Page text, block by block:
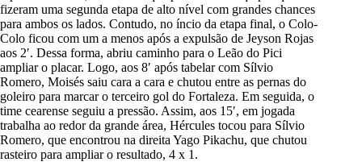
fizeram uma segunda etapa de alto nível com grandes chances
para ambos os lados. Contudo, no íncio da etapa final, o Colo-
Colo ficou com um a menos após a expulsão de Jeyson Rojas
aos 2′. Dessa forma, abriu caminho para o Leão do Pici
ampliar o placar. Logo, aos 8′ após tabelar com Sílvio
Romero, Moisés saiu cara a cara e chutou entre as pernas do
goleiro para marcar o terceiro gol do Fortaleza. Em seguida, o
time cearense seguiu a pressão. Assim, aos 15′, em jogada
trabalha ao redor da grande área, Hércules tocou para Sílvio
Romero, que encontrou na direita Yago Pikachu, que chutou
rasteiro para ampliar o resultado, 4 x 1.